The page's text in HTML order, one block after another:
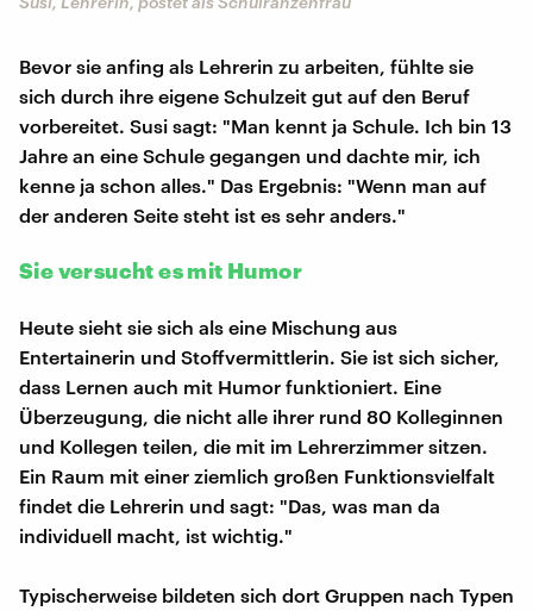
Bevor sie anfing als Lehrerin zu arbeiten, fühlte sie
sich durch ihre eigene Schulzeit gut auf den Beruf
vorbereitet. Susi sagt: "Man kennt ja Schule. Ich bin 13
Jahre an eine Schule gegangen und dachte mir, ich
kenne ja schon alles." Das Ergebnis: "Wenn man auf
der anderen Seite steht ist es sehr anders."
Sie versucht es mit Humor
Heute sieht sie sich als eine Mischung aus
Entertainerin und Stoffvermittlerin. Sie ist sich sicher,
dass Lernen auch mit Humor funktioniert. Eine
Überzeugung, die nicht alle ihrer rund 80 Kolleginnen
und Kollegen teilen, die mit im Lehrerzimmer sitzen.
Ein Raum mit einer ziemlich großen Funktionsvielfalt
findet die Lehrerin und sagt: "Das, was man da
individuell macht, ist wichtig."
Typischerweise bildeten sich dort Gruppen nach Typen